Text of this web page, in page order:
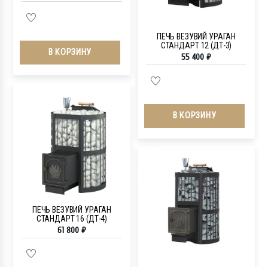
В КОРЗИНУ
ПЕЧЬ ВЕЗУВИЙ УРАГАН
СТАНДАРТ 12 (ДТ-3)
55 400 ₽
В КОРЗИНУ
ПЕЧЬ ВЕЗУВИЙ УРАГАН
СТАНДАРТ 16 (ДТ-4)
61 800 ₽